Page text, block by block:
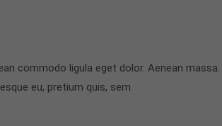
commodo ligula eget dolor. Aenean
eu, pretium quis, sem.